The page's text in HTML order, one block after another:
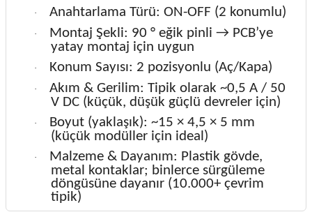
· Anahtarlama Türü: ON-OFF (2 konumlu)
·
Montaj Şekli: 90 ° eğik pinli → PCB’ye
yatay montaj için uygun
· Konum Sayısı: 2 pozisyonlu (Aç/Kapa)
·
Akım & Gerilim: Tipik olarak ~0,5 A / 50
V DC (küçük, düşük güçlü devreler için)
·
Boyut (yaklaşık): ~15 × 4,5 × 5 mm
(küçük modüller için ideal)
·
Malzeme & Dayanım: Plastik gövde,
metal kontaklar; binlerce sürgüleme
döngüsüne dayanır (10.000+ çevrim
tipik)